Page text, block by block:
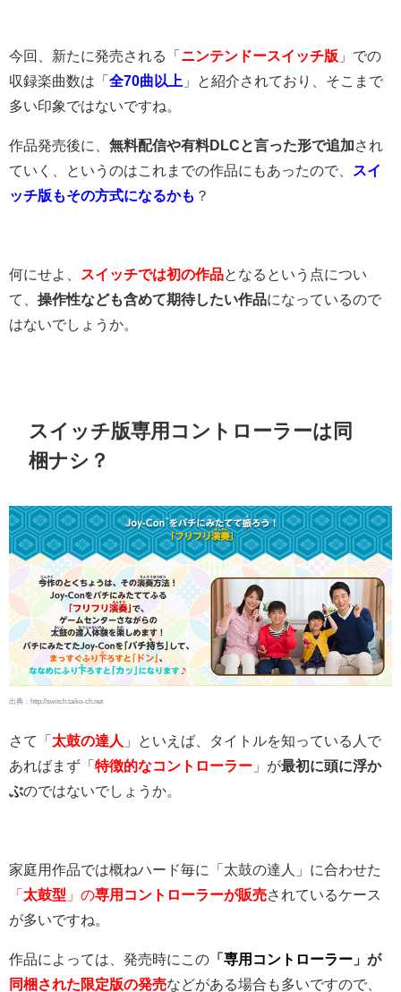
今回、新たに発売される「 ニンテンドースイッチ版 」での
収録楽曲数は「 全70曲以上 」と紹介されており、そこまで
多い印象ではないですね。
作品発売後に、 無料配信や有料DLCと言った形で追加され
ていく、というのはこれまでの作品にもあったので、
スイ
ッチ版もその方式になるかも ？
何にせよ、 スイッチでは初の作品となるという点につい
て、 操作性なども含めて期待したい作品になっているので
はないでしょうか。
スイッチ版専用コントローラーは同
梱ナシ？
出典：http://switch.taiko-ch.net
さて「 太鼓の達人 」といえば、タイトルを知っている人で
あればまず「 特徴的なコントローラー 」が最初に頭に浮か
ぶのではないでしょうか。
家庭用作品では概ねハード毎に「太鼓の達人」に合わせた
「 太鼓型 」の専用コントローラーが販売されているケース
が多いですね。
作品によっては、発売時にこの 「 専用コントローラー 」が
同梱された限定版の発売などがある場合も多いですので、